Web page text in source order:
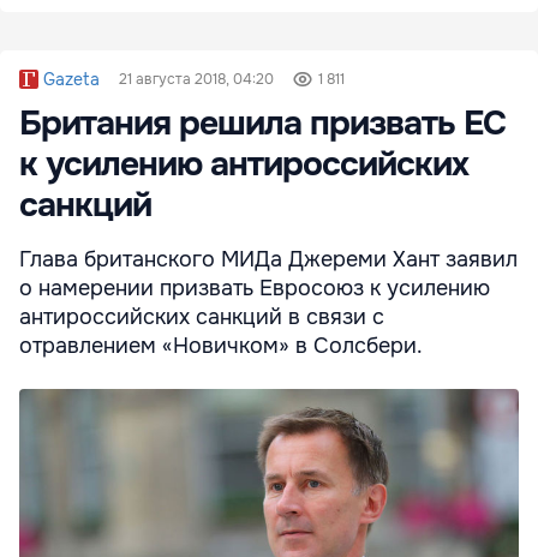
Gazeta 21 августа 2018, 04:20 1 811
Британия решила призвать ЕС
к усилению антироссийских
санкций
Глава британского МИДа Джереми Хант заявил
о намерении призвать Евросоюз к усилению
антироссийских санкций в связи с
отравлением «Новичком» в Солсбери.